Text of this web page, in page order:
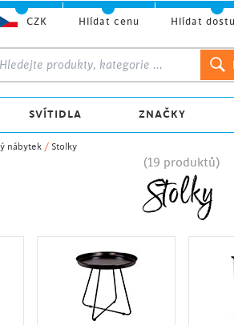
nábytek / Stolky
(19 produktů)
Stolky
SVÍTIDLA ZNAČKY
CZK Hlídat cenu Hlídat